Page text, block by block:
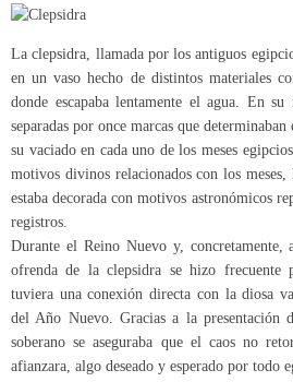
La clepsidra, llamada por los antiguos
en un vaso hecho de distintos materiales
donde escapaba lentamente el agua. En
separadas por once marcas que
su vaciado en cada uno de los meses
motivos divinos relacionados con los
estaba decorada con motivos astronómicos
registros.
Durante el Reino Nuevo y,
ofrenda de la clepsidra se hizo frecuente
tuviera una conexión directa con la diosa
del Año Nuevo. Gracias a la presentación
soberano se aseguraba que el caos no
afianzara, algo deseado y esperado por todo